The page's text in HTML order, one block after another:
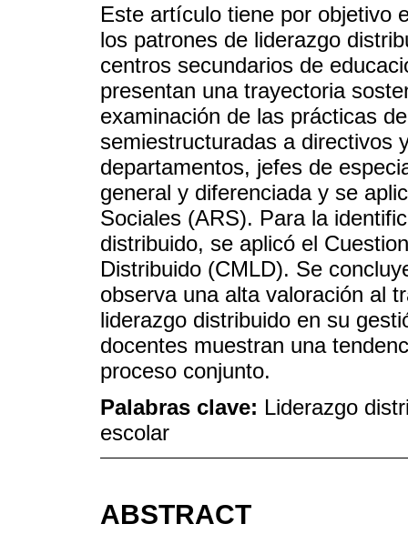
Este artículo tiene por objetivo
los patrones de liderazgo
centros secundarios de
presentan una trayectoria
examinación de las prácticas
semiestructuradas a directivos
departamentos, jefes de
general y diferenciada y se
Sociales (ARS). Para la
distribuido, se aplicó el
Distribuido (CMLD). Se
observa una alta valoración al
liderazgo distribuido en su
docentes muestran una
proceso conjunto.
Palabras clave: Liderazgo
escolar
ABSTRACT